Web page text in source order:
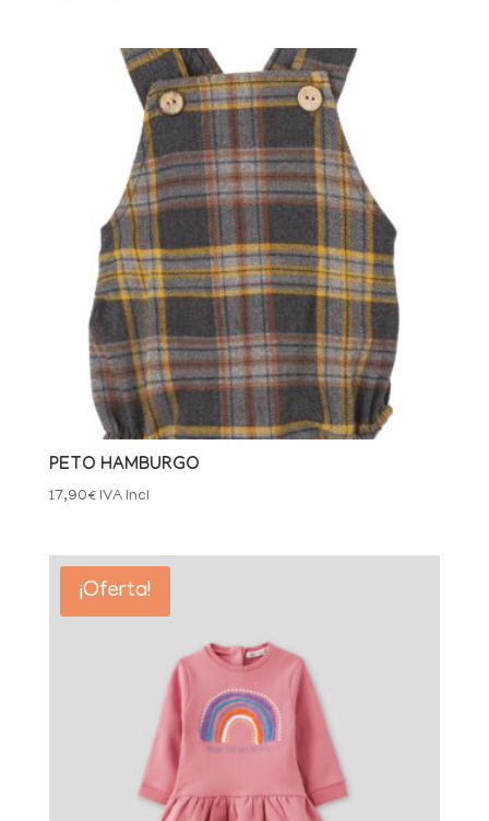
era:
23,90€.
es:
11,95€.
PETO HAMBURGO
17,90€ IVA Incl
¡Oferta!